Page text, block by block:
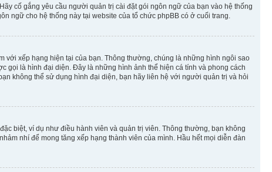
cố gắng yêu cầu người quản trị cài đặt gói ngôn ngữ của bạn vào hệ thống
ngữ cho hệ thống này tại website của tổ chức phpBB có ở cuối trang.
với xếp hạng hiện tại của bạn. Thông thường, chúng là những hình ngôi sao
gọi là hình đại diện. Đây là những hình ảnh thể hiện cá tính và phong cách
không thể sử dụng hình đại diện, bạn hãy liên hệ với người quản trị và hỏi
biệt, ví dụ như điều hành viên và quản trị viên. Thông thường, bạn không
nhí để mong tăng xếp hạng thành viên của mình. Hầu hết mọi diễn đàn